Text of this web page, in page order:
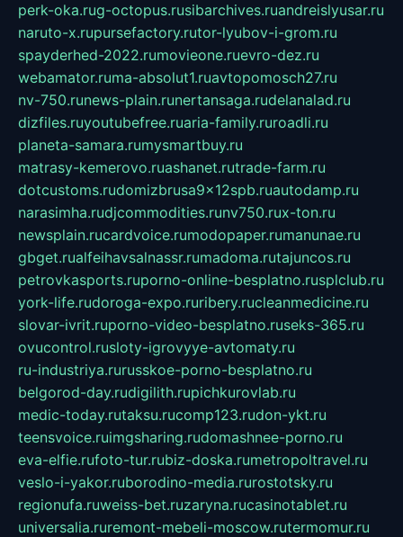
perk-oka.rug-octopus.rusibarchives.ruandreislyusar.ru
naruto-x.rupursefactory.rutor-lyubov-i-grom.ru
spayderhed-2022.rumovieone.ruevro-dez.ru
webamator.ruma-absolut1.ruavtopomosch27.ru
nv-750.runews-plain.runertansaga.rudelanalad.ru
dizfiles.ruyoutubefree.ruaria-family.ruroadli.ru
planeta-samara.rumysmartbuy.ru
matrasy-kemerovo.ruashanet.rutrade-farm.ru
dotcustoms.rudomizbrusa9x12spb.ruautodamp.ru
narasimha.rudjcommodities.runv750.rux-ton.ru
newsplain.rucardvoice.rumodopaper.rumanunae.ru
gbget.rualfeihavsalnassr.rumadoma.rutajuncos.ru
petrovkasports.ruporno-online-besplatno.rusplclub.ru
york-life.rudoroga-expo.ruribery.rucleanmedicine.ru
slovar-ivrit.ruporno-video-besplatno.ruseks-365.ru
ovucontrol.rusloty-igrovyye-avtomaty.ru
ru-industriya.rurusskoe-porno-besplatno.ru
belgorod-day.rudigilith.rupichkurovlab.ru
medic-today.rutaksu.rucomp123.rudon-ykt.ru
teensvoice.ruimgsharing.rudomashnee-porno.ru
eva-elfie.rufoto-tur.rubiz-doska.rumetropoltravel.ru
veslo-i-yakor.ruborodino-media.rurostotsky.ru
regionufa.ruweiss-bet.ruzaryna.rucasinotablet.ru
universalia.ruremont-mebeli-moscow.rutermomur.ru